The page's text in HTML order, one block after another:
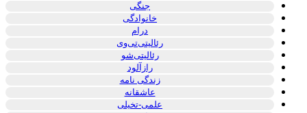
جنگی
خانوادگی
درام
رئالیتی‌تی‌وی
رئالیتی‌شو
رازآلود
زندگی نامه
عاشقانه
علمی-تخیلی